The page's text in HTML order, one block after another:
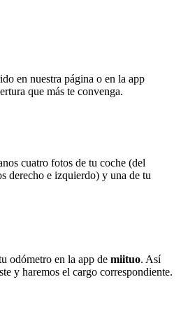
en nuestra página o en la app
que más te convenga.
cuatro fotos de tu coche (del
derecho e izquierdo) y una de tu
odómetro en la app de miituo. Así
y haremos el cargo correspondiente.